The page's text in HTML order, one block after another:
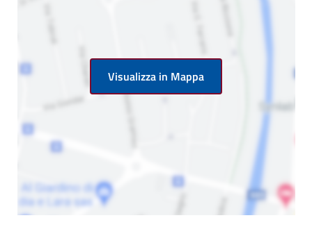
Visualizza in Mappa